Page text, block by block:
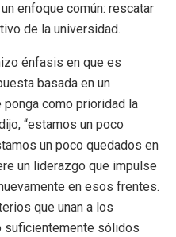
enfoque común: rescatar
de la universidad.
énfasis en que es
basada en un
como prioridad la
“estamos un poco
un poco quedados en
un liderazgo que impulse
en esos frentes.
que unan a los
suficientemente sólidos